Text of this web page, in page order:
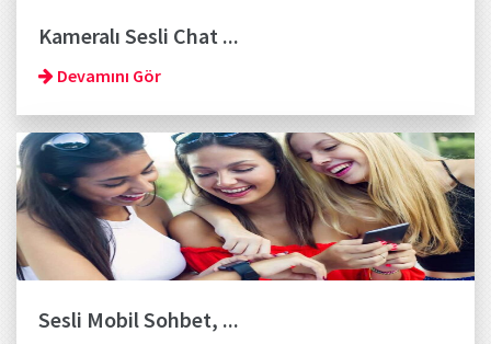
Kameralı Sesli Chat ...
Devamını Gör
Sesli Mobil Sohbet, ...